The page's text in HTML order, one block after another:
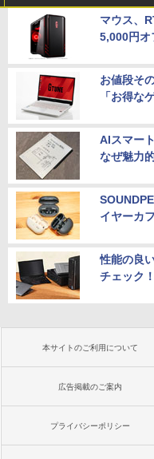
マウス、
5,000円オ
お値段そ
「お得な
AIスマー
なぜ魅力
イヤーカ
性能の良
チェック！
本サイトのご利用について
広告掲載のご案内
プライバシーポリシー